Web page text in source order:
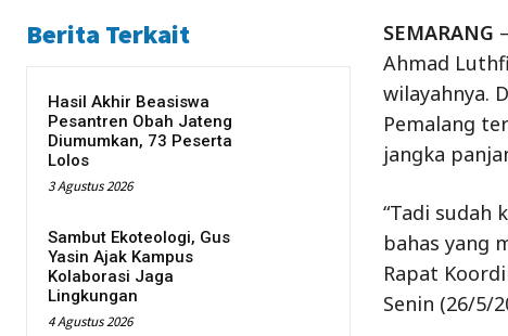
Berita Terkait
Hasil Akhir Beasiswa
Pesantren Obah Jateng
Diumumkan, 73 Peserta
Lolos
3 Agustus 2026
Sambut Ekoteologi, Gus
Yasin Ajak Kampus
Kolaborasi Jaga
Lingkungan
4 Agustus 2026
SEMARANG
Ahmad
wilayahnya.
Pemalang
jangka
“Tadi sudah
bahas yang
Rapat
Senin (26/5/